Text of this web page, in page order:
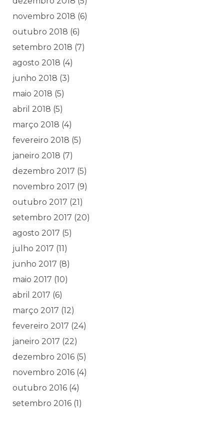
novembro 2018 (6)
outubro 2018 (6)
setembro 2018 (7)
agosto 2018 (4)
junho 2018 (3)
maio 2018 (5)
abril 2018 (5)
março 2018 (4)
fevereiro 2018 (5)
janeiro 2018 (7)
dezembro 2017 (5)
novembro 2017 (9)
outubro 2017 (21)
setembro 2017 (20)
agosto 2017 (5)
julho 2017 (11)
junho 2017 (8)
maio 2017 (10)
abril 2017 (6)
março 2017 (12)
fevereiro 2017 (24)
janeiro 2017 (22)
dezembro 2016 (5)
novembro 2016 (4)
outubro 2016 (4)
setembro 2016 (1)